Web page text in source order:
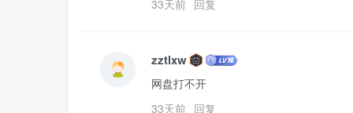
33天前 回复
zztlxw
网盘打不开
33天前 回复